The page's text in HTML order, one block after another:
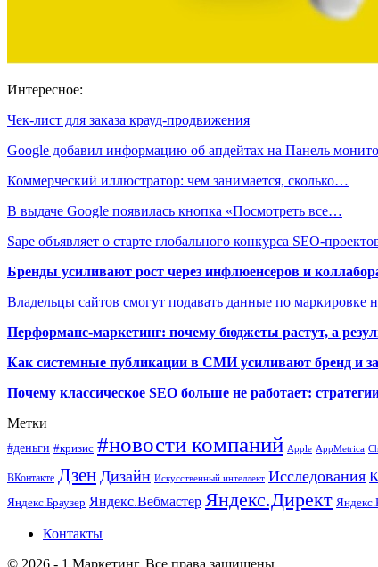
Интересное:
Чек-лист для заказа крауд-продвижения
Google добавил информацию об апдейтах на Панель
Коммерческий иллюстратор: чем занимается, сколько…
В выдаче Google появилась кнопка «Посмотреть все…
Sape объявляет о старте глобального конкурса SEO-
Бренды усиливают рост через инфлюенсеров и
Владельцы сайтов смогут подавать данные по маркировке
Перформанс-маркетинг: почему бюджеты растут, а
Как системные публикации в СМИ усиливают бренд и
Почему классическое SEO больше не работает:
Метки
#деньги #кризис #новости компаний Apple AppMetrica
ВКонтакте Дзен Дизайн Искусственный интеллект Исследования
Яндекс.Браузер Яндекс.Вебмастер Яндекс.Директ
Контакты
© 2026 - 1 Маркетинг. Все права защищены.